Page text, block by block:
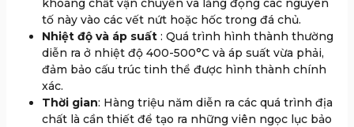
khoáng chất vận chuyển và lắng đọng các nguyên
tố này vào các vết nứt hoặc hốc trong đá chủ.
Nhiệt độ và áp suất : Quá trình hình thành thường
diễn ra ở nhiệt độ 400-500°C và áp suất vừa phải,
đảm bảo cấu trúc tinh thể được hình thành chính
xác.
Thời gian: Hàng triệu năm diễn ra các quá trình địa
chất là cần thiết để tạo ra những viên ngọc lục bảo